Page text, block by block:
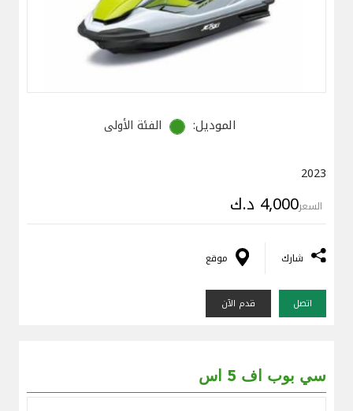
الموديل: الفئة الأولى
2023
السعر4,000 د.ك
شارك موقع
اتصل قدم الآن
سي بوب اف 5 اس